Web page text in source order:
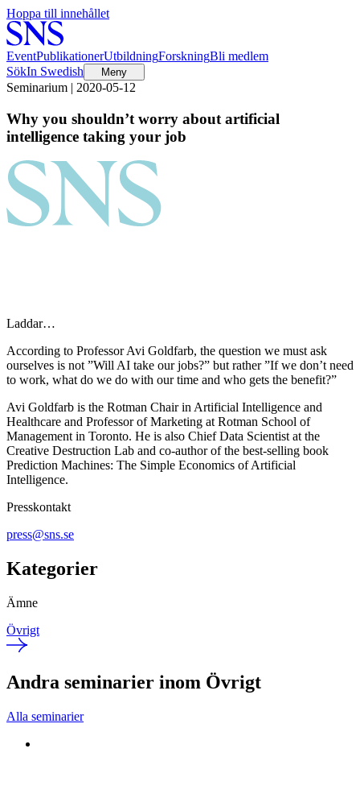
Hoppa till innehållet
EventPublikationerUtbildningForskningBli medlem
SökIn Swedish Meny
Seminarium | 2020-05-12
Why you shouldn’t worry about artificial
intelligence taking your job
Laddar…
According to Professor Avi Goldfarb, the question we must ask
ourselves is not ”Will AI take our jobs?” but rather ”If we don’t need
to work, what do we do with our time and who gets the benefit?”
Avi Goldfarb is the Rotman Chair in Artificial Intelligence and
Healthcare and Professor of Marketing at Rotman School of
Management in Toronto. He is also Chief Data Scientist at the
Creative Destruction Lab and co-author of the best-selling book
Prediction Machines: The Simple Economics of Artificial
Intelligence.
Presskontakt
press@sns.se
Kategorier
Ämne
Övrigt
Andra seminarier inom Övrigt
Alla seminarier